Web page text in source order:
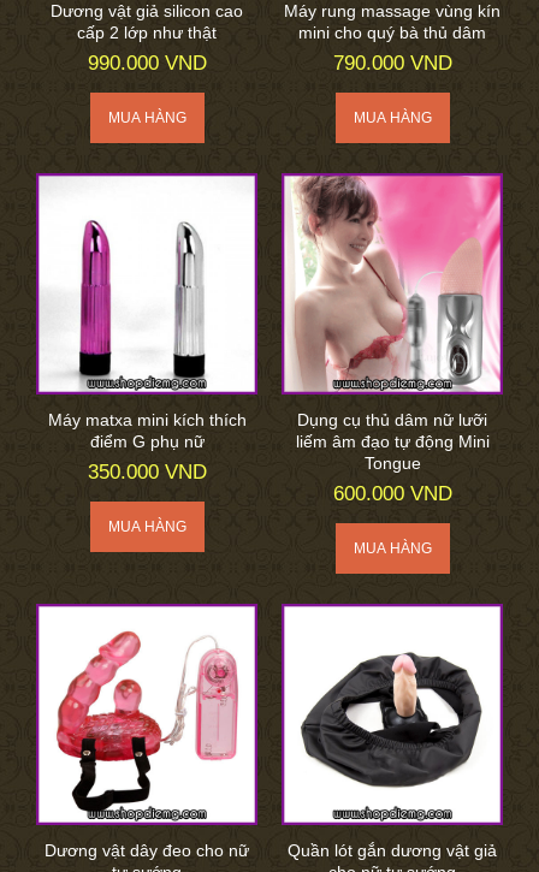
Dương vật giả silicon cao
cấp 2 lớp như thật
990.000 VND
Máy rung massage vùng kín
mini cho quý bà thủ dâm
790.000 VND
Máy matxa mini kích thích
điểm G phụ nữ
350.000 VND
Dụng cụ thủ dâm nữ lưỡi
liếm âm đạo tự động Mini
Tongue
600.000 VND
Dương vật dây đeo cho nữ
Quần lót gắn dương vật giả